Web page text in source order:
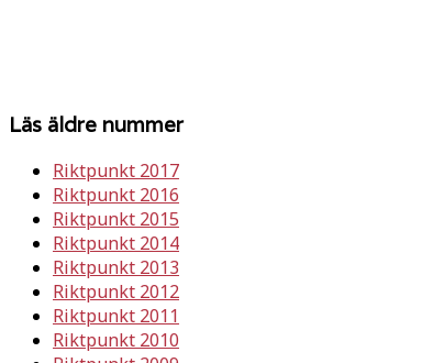
Läs äldre nummer
Riktpunkt 2017
Riktpunkt 2016
Riktpunkt 2015
Riktpunkt 2014
Riktpunkt 2013
Riktpunkt 2012
Riktpunkt 2011
Riktpunkt 2010